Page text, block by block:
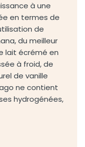
à une
en termes de
de
du meilleur
lait écrémé en
à froid, de
de vanille
ne contient
hydrogénées,